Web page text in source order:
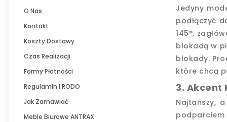
O Nas
Kontakt
Koszty Dostawy
Czas Realizacji
Formy Płatności
Regulamin I RODO
Jak Zamawiać
Meble Biurowe ANTRAX
Jedyny
podłączyć
145°,
blokadą w
blokady.
które chcą
3. Akcent
Najtańszy,
podparciem